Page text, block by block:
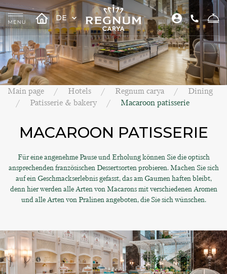
DE
Main page Hotels Regnum carya
Dining
Patisserie & bakery
Macaroon patisserie
MACAROON PATISSERIE
Für eine angenehme Pause und Erholung können Sie die optisch
ansprechenden französischen Dessertsorten probieren. Machen Sie sich
auf ein Geschmackserlebnis gefasst, das am Gaumen haften bleibt,
denn hier werden alle Arten von Macarons mit verschiedenen Aromen
und alle Arten von Pralinen angeboten, die Sie sich wünschen.